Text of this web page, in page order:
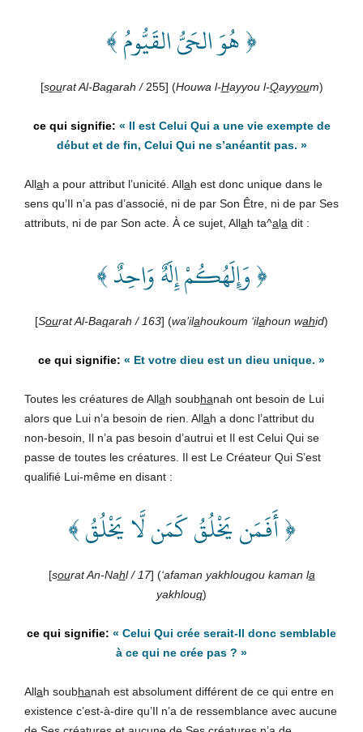
﴿ هُوَ الحَيُّ القَيُّومُ ﴾
[sourat Al-Baqarah /255] (Houwa l-Hayyou l-Qayyoum)
« Il est Celui Qui a une vie exempte de
début et de fin, Celui Qui ne s’anéantit pas. »
Allah a pour attribut l’unicité. Allah est donc unique dans le
sens qu’Il n’a pas d’associé, ni de par Son Être, ni de par Ses
attributs, ni de par Son acte. À ce sujet, Allah ta^ala dit :
﴿ وَإِلَهُكُمْ إِلَهٌ وَاحِدٌ ﴾
[Sourat Al-Baqarah / 163] (wa’ilahoukoum ‘ilahoun wahid)
« Et votre dieu est un dieu unique. »
Toutes les créatures de Allah soubhanah ont besoin de Lui
alors que Lui n’a besoin de rien. Allah a donc l’attribut du
non-besoin, Il n’a pas besoin d’autrui et Il est Celui Qui se
passe de toutes les créatures. Il est Le Créateur Qui S’est
qualifié Lui-même en disant :
﴿ أَفَمَن يَخْلُقُ كَمَن لَّا يَخْلُقُ ﴾
[sourat An-Nahl / 17] (‘afaman yakhlouqou kaman la
yakhlouq)
« Celui Qui crée serait-Il donc semblable
à ce qui ne crée pas ? »
Allah soubhanah est absolument différent de ce qui entre en
existence c’est-à-dire qu’Il n’a de ressemblance avec aucune